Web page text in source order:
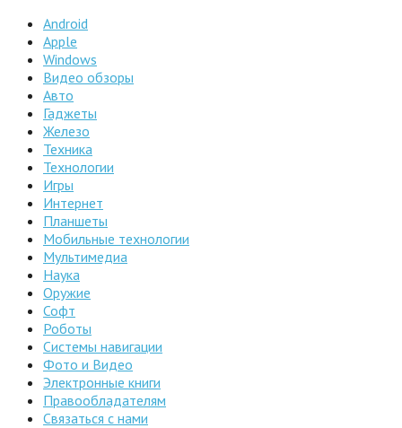
Android
Apple
Windows
Видео обзоры
Авто
Гаджеты
Железо
Техника
Технологии
Игры
Интернет
Планшеты
Мобильные технологии
Мультимедиа
Наука
Оружие
Софт
Роботы
Системы навигации
Фото и Видео
Электронные книги
Правообладателям
Связаться с нами